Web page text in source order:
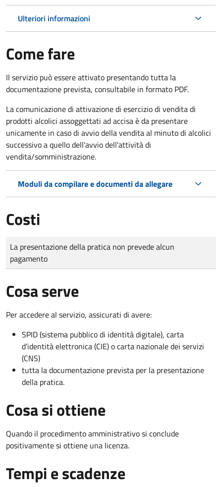
Ulteriori informazioni
Come fare
Il servizio può essere attivato presentando tutta la
documentazione prevista, consultabile in formato PDF.
La comunicazione di attivazione di esercizio di vendita di
prodotti alcolici assoggettati ad accisa è da presentare
unicamente in caso di avvio della vendita al minuto di alcolici
successivo a quello dell'avvio dell'attività di
vendita/somministrazione.
Moduli da compilare e documenti da allegare
Costi
Tipo di pagamento
Importo
La presentazione della pratica non prevede alcun
pagamento
Cosa serve
Per accedere al servizio, assicurati di avere:
SPID (sistema pubblico di identità digitale), carta
d’identità elettronica (CIE) o carta nazionale dei servizi
(CNS)
tutta la documentazione prevista per la presentazione
della pratica.
Cosa si ottiene
Quando il procedimento amministrativo si conclude
positivamente si ottiene una licenza.
Tempi e scadenze